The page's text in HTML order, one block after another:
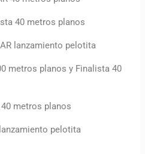
40 metros planos
lanzamiento pelotita
metros planos y Finalista 40
40 metros planos
lanzamiento pelotita